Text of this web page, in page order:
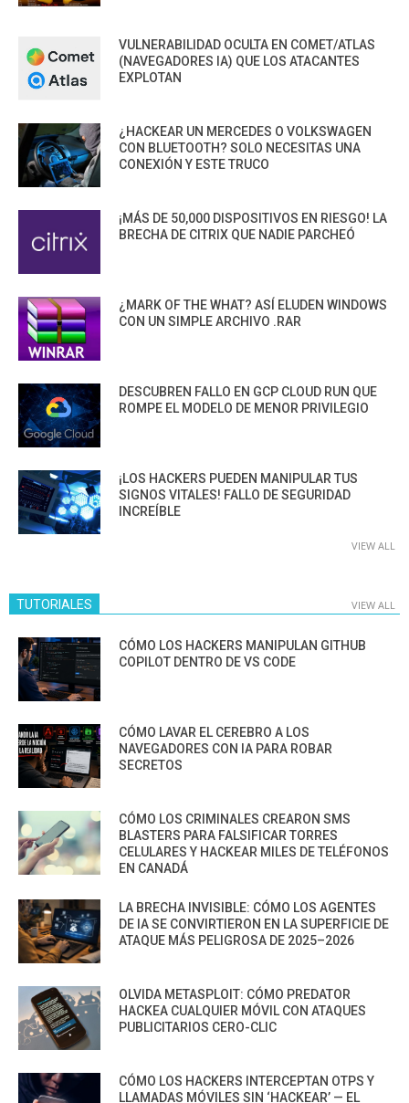
VULNERABILIDAD OCULTA EN COMET/ATLAS
(NAVEGADORES IA) QUE LOS ATACANTES
EXPLOTAN
¿HACKEAR UN MERCEDES O VOLKSWAGEN
CON BLUETOOTH? SOLO NECESITAS UNA
CONEXIÓN Y ESTE TRUCO
¡MÁS DE 50,000 DISPOSITIVOS EN RIESGO! LA
BRECHA DE CITRIX QUE NADIE PARCHEÓ
¿MARK OF THE WHAT? ASÍ ELUDEN WINDOWS
CON UN SIMPLE ARCHIVO .RAR
DESCUBREN FALLO EN GCP CLOUD RUN QUE
ROMPE EL MODELO DE MENOR PRIVILEGIO
¡LOS HACKERS PUEDEN MANIPULAR TUS
SIGNOS VITALES! FALLO DE SEGURIDAD
INCREÍBLE
VIEW ALL
TUTORIALES VIEW ALL
CÓMO LOS HACKERS MANIPULAN GITHUB
COPILOT DENTRO DE VS CODE
CÓMO LAVAR EL CEREBRO A LOS
NAVEGADORES CON IA PARA ROBAR
SECRETOS
CÓMO LOS CRIMINALES CREARON SMS
BLASTERS PARA FALSIFICAR TORRES
CELULARES Y HACKEAR MILES DE TELÉFONOS
EN CANADÁ
LA BRECHA INVISIBLE: CÓMO LOS AGENTES
DE IA SE CONVIRTIERON EN LA SUPERFICIE DE
ATAQUE MÁS PELIGROSA DE 2025–2026
OLVIDA METASPLOIT: CÓMO PREDATOR
HACKEA CUALQUIER MÓVIL CON ATAQUES
PUBLICITARIOS CERO-CLIC
CÓMO LOS HACKERS INTERCEPTAN OTPS Y
LLAMADAS MÓVILES SIN ‘HACKEAR’ — EL